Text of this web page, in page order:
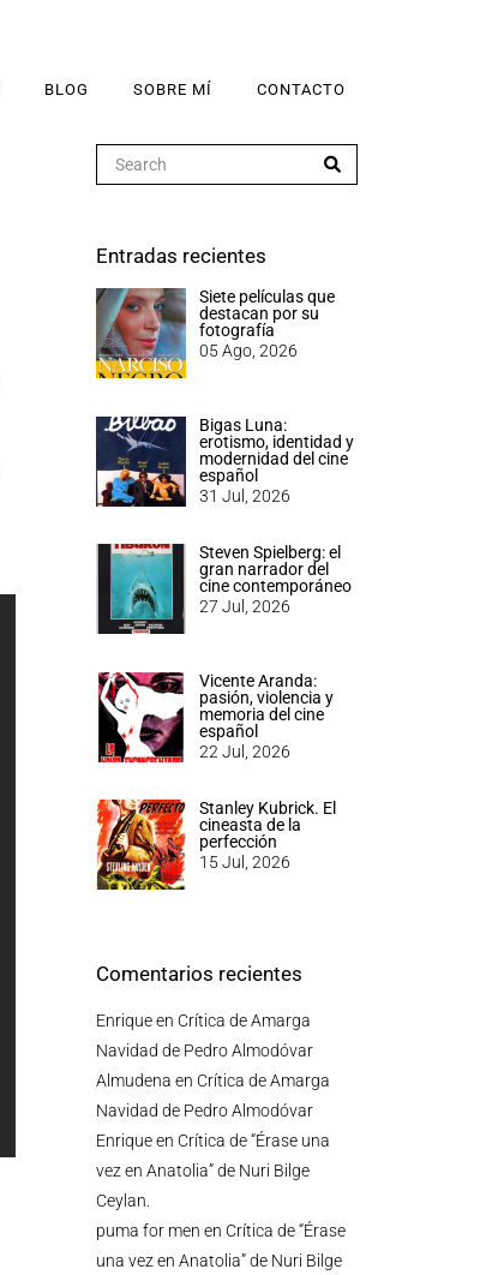
BLOG SOBRE MÍ CONTACTO
Entradas recientes
Siete películas que
destacan por su
fotografía
05 Ago, 2026
Bigas Luna:
erotismo, identidad y
modernidad del cine
español
31 Jul, 2026
Steven Spielberg: el
gran narrador del
cine contemporáneo
27 Jul, 2026
Vicente Aranda:
pasión, violencia y
memoria del cine
español
22 Jul, 2026
Stanley Kubrick. El
cineasta de la
perfección
15 Jul, 2026
Comentarios recientes
Enriqueen Crítica de Amarga
Navidad de Pedro Almodóvar
Almudena en Crítica de Amarga
Navidad de Pedro Almodóvar
Enriqueen Crítica de “Érase una
vez en Anatolia” de Nuri Bilge
Ceylan.
puma for men en Crítica de “Érase
una vez en Anatolia” de Nuri Bilge